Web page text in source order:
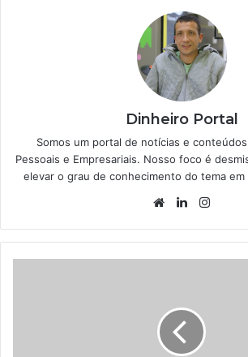
Dinheiro Portal
Somos um portal de notícias e
Pessoais e Empresariais. Nosso foco é
elevar o grau de conhecimento do tema em
WebsiteLinkedin